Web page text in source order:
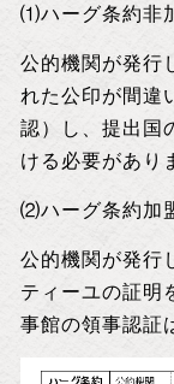
⑴ハーグ条約非
公的機関が発行
れた公印が間違
認）し、提出国
ける必要があり
⑵ハーグ条約加
公的機関が発行
ティーユの証明
事館の領事認証